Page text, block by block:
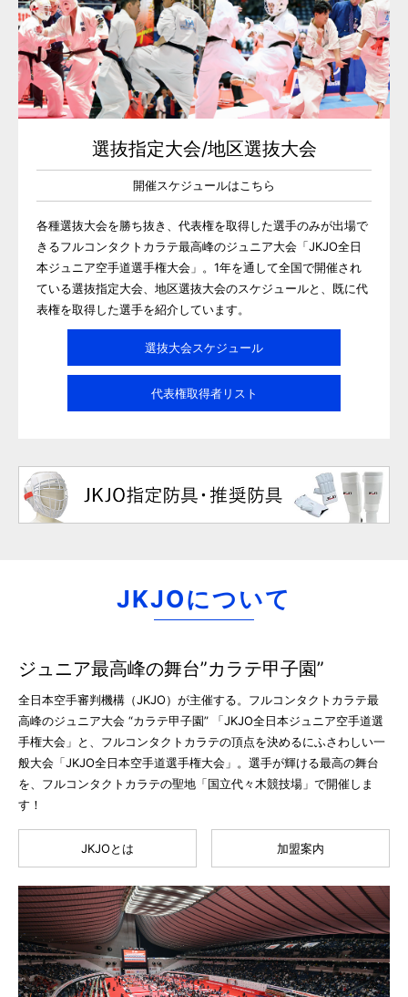
選抜指定大会/地区選抜大会
開催スケジュールはこちら
各種選抜大会を勝ち抜き、代表権を取得した選手のみが出場で
きるフルコンタクトカラテ最高峰のジュニア大会「JKJO全日
本ジュニア空手道選手権大会」。1年を通して全国で開催され
ている選抜指定大会、地区選抜大会のスケジュールと、既に代
表権を取得した選手を紹介しています。
選抜大会スケジュール
代表権取得者リスト
JKJOについて
ジュニア最高峰の舞台”カラテ甲子園”
全日本空手審判機構（JKJO）が主催する。フルコンタクトカラテ最
高峰のジュニア大会 “カラテ甲子園” 「JKJO全日本ジュニア空手道選
手権大会」と、フルコンタクトカラテの頂点を決めるにふさわしい一
般大会「JKJO全日本空手道選手権大会」。選手が輝ける最高の舞台
を、フルコンタクトカラテの聖地「国立代々木競技場」で開催しま
す！
JKJOとは 加盟案内